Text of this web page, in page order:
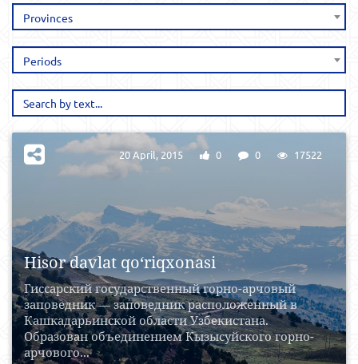
Provinces
Periods
Hisor davlat qo‘riqxonasi
Гиссарский государственный горно-арчовый
заповедник — заповедник расположенный в
Кашкадарьинской области Узбекистана.
Образован объединением Кызысуйского горно-
арчового...
20 April, 2015 0 0 17522